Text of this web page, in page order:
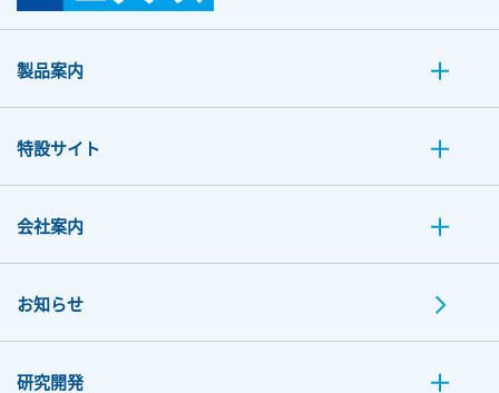
製品案内
特設サイト
会社案内
お知らせ
研究開発